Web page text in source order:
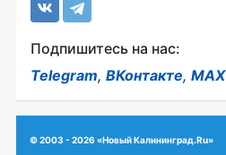
Подпишитесь на нас:
Telegram, ВКонтакте, MAX
© 2003 - 2026 «Новый Калининград.Ru»